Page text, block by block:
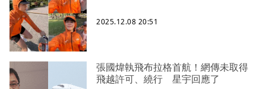
2025.12.08 20:51
張國煒執飛布拉格首航！網傳未取得
飛越許可、繞行 星宇回應了